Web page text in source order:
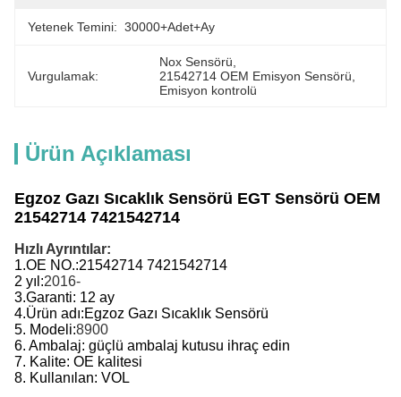
Yetenek Temini: 30000+Adet+Ay
Vurgulamak:
Nox Sensörü
21542714 OEM Emisyon Sensörü
Emisyon kontrolü
Ürün Açıklaması
Egzoz Gazı Sıcaklık Sensörü EGT Sensörü OEM
21542714 7421542714
Hızlı Ayrıntılar:
1.OE NO.:21542714 7421542714
2 yıl:2016-
3.Garanti: 12 ay
4.Ürün adı:Egzoz Gazı Sıcaklık Sensörü
5. Modeli:8900
6. Ambalaj: güçlü ambalaj kutusu ihraç edin
7. Kalite: OE kalitesi
8. Kullanılan: VOL